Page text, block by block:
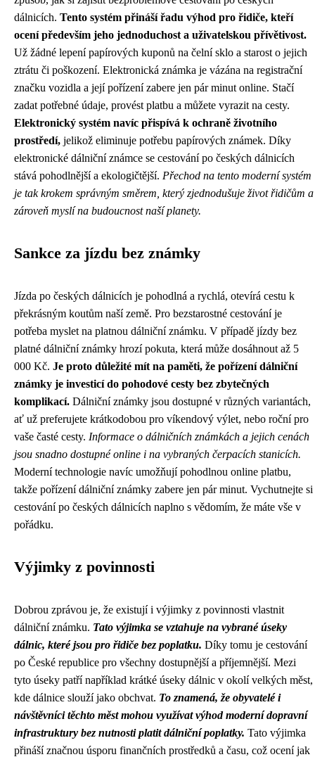
dálnicích. Tento systém přináší řadu výhod pro řidiče, kteří
ocení především jeho jednoduchost a uživatelskou přívětivost.
Už žádné lepení papírových kuponů na čelní sklo a starost o jejich
ztrátu či poškození. Elektronická známka je vázána na registrační
značku vozidla a její pořízení zabere jen pár minut online. Stačí
zadat potřebné údaje, provést platbu a můžete vyrazit na cesty.
Elektronický systém navíc přispívá k ochraně životního
prostředí, jelikož eliminuje potřebu papírových známek. Díky
elektronické dálniční známce se cestování po českých dálnicích
stává pohodlnější a ekologičtější. Přechod na tento moderní systém
je tak krokem správným směrem, který zjednodušuje život řidičům a
zároveň myslí na budoucnost naší planety.
Sankce za jízdu bez známky
Jízda po českých dálnicích je pohodlná a rychlá, otevírá cestu k
překrásným koutům naší země. Pro bezstarostné cestování je
potřeba myslet na platnou dálniční známku. V případě jízdy bez
platné dálniční známky hrozí pokuta, která může dosáhnout až 5
000 Kč. Je proto důležité mít na paměti, že pořízení dálniční
známky je investicí do pohodové cesty bez zbytečných
komplikací. Dálniční známky jsou dostupné v různých variantách,
ať už preferujete krátkodobou pro víkendový výlet, nebo roční pro
vaše časté cesty. Informace o dálničních známkách a jejich cenách
jsou snadno dostupné online i na vybraných čerpacích stanicích.
Moderní technologie navíc umožňují pohodlnou online platbu,
takže pořízení dálniční známky zabere jen pár minut. Vychutnejte si
cestování po českých dálnicích naplno s vědomím, že máte vše v
pořádku.
Výjimky z povinnosti
Dobrou zprávou je, že existují i výjimky z povinnosti vlastnit
dálniční známku. Tato výjimka se vztahuje na vybrané úseky
dálnic, které jsou pro řidiče bez poplatku. Díky tomu je cestování
po České republice pro všechny dostupnější a příjemnější. Mezi
tyto úseky patří například krátké úseky dálnic v okolí velkých měst,
kde dálnice slouží jako obchvat. To znamená, že obyvatelé i
návštěvníci těchto měst mohou využívat výhod moderní dopravní
infrastruktury bez nutnosti platit dálniční poplatky. Tato výjimka
přináší značnou úsporu finančních prostředků a času, což ocení jak